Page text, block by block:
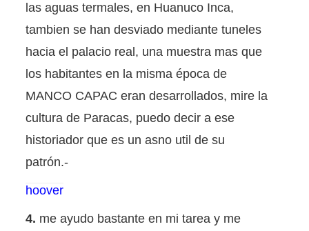
las aguas termales, en Huanuco Inca,
tambien se han desviado mediante tuneles
hacia el palacio real, una muestra mas que
los habitantes en la misma época de
MANCO CAPAC eran desarrollados, mire la
cultura de Paracas, puedo decir a ese
historiador que es un asno util de su
patrón.-
hoover
4. me ayudo bastante en mi tarea y me